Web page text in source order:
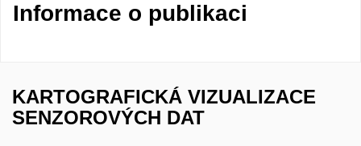
Informace o publikaci
KARTOGRAFICKÁ VIZUALIZACE
SENZOROVÝCH DAT